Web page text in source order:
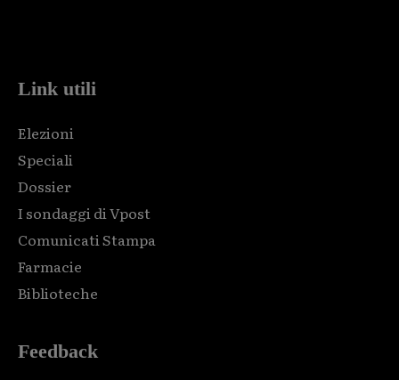
Link utili
Elezioni
Speciali
Dossier
I sondaggi di Vpost
Comunicati Stampa
Farmacie
Biblioteche
Feedback